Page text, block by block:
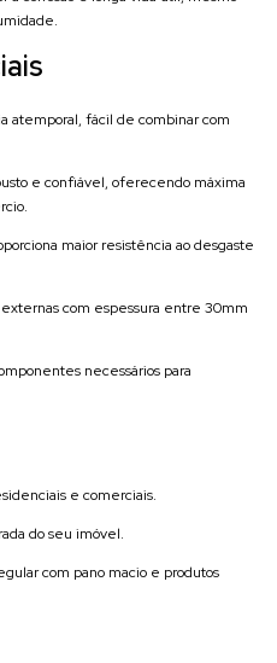
atemporal, fácil de combinar com
e confiável, oferecendo máxima
maior resistência ao desgaste
com espessura entre 30mm
necessários para
e comerciais.
do seu imóvel.
com pano macio e produtos